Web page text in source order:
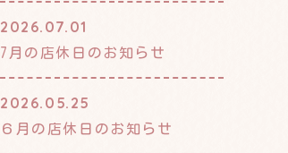
2026.07.01
7月の店休日のお知らせ
2026.05.25
６月の店休日のお知らせ